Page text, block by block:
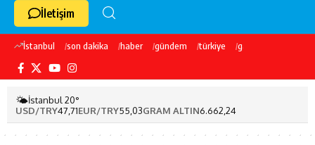
İletişim
İstanbul son dakika haber gündem türkiye galatasaray
🌤️İstanbul 20°
USD/TRY47,71EUR/TRY55,03GRAM ALTIN6.662,24